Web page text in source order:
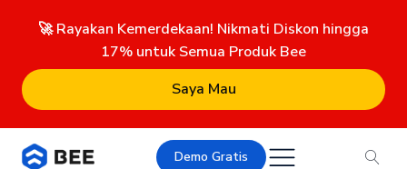
🚀 Rayakan Kemerdekaan! Nikmati Diskon hingga
17% untuk Semua Produk Bee
Saya Mau
Demo Gratis